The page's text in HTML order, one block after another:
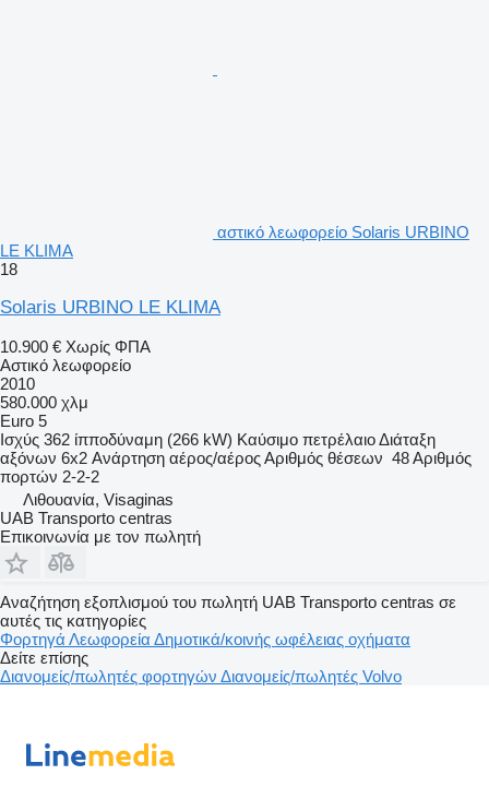
αστικό λεωφορείο Solaris URBINO
LE KLIMA
18
Solaris URBINO LE KLIMA
10.900 € Χωρίς ΦΠΑ
Αστικό λεωφορείο
2010
580.000 χλμ
Euro 5
Ισχύς 362 ίπποδύναμη (266 kW) Καύσιμο πετρέλαιοΔιάταξη
αξόνων 6x2 Ανάρτηση αέρος/αέροςΑριθμός θέσεων 48Αριθμός
πορτών 2-2-2
Λιθουανία, Visaginas
UAB Transporto centras
Επικοινωνία με τον πωλητή
Αναζήτηση εξοπλισμού του πωλητή UAB Transporto centras σε
αυτές τις κατηγορίες
Φορτηγά Λεωφορεία Δημοτικά/κοινής ωφέλειας οχήματα
Δείτε επίσης
Διανομείς/πωλητές φορτηγών Διανομείς/πωλητές Volvo